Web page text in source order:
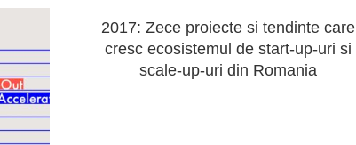
2017: Zece proiecte si tendinte care
cresc ecosistemul de start-up-uri si
scale-up-uri din Romania